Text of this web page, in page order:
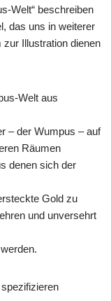
Welt“ beschreiben
das uns in weiterer
zur Illustration dienen
Welt aus
– der Wumpus – auf
Räumen
denen sich der
Gold zu
und unversehrt